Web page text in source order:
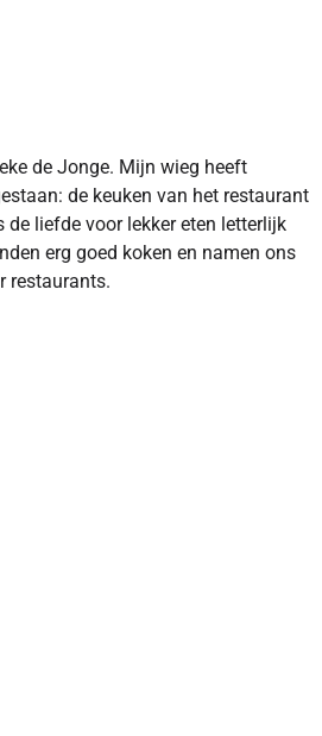
de Jonge. Mijn wieg heeft
de keuken van het restaurant
de liefde voor lekker eten letterlijk
erg goed koken en namen ons
restaurants.